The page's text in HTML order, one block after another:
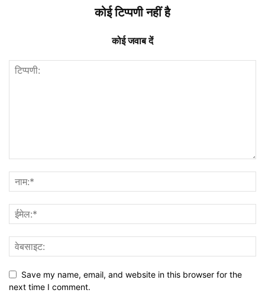
कोई टिप्पणी नहीं है
कोई जवाब दें
Save my name, email, and website in this browser for the
next time I comment.